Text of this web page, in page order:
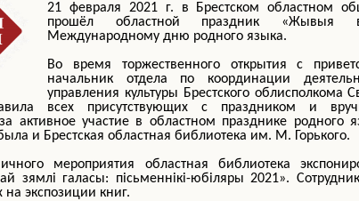
21 февраля 2021 г. в Брестском областном
прошёл областной праздник «Жывыя
Международному дню родного языка.
Во время торжественного открытия с
начальник отдела по координации
управления культуры Брестского облисполкома
всех присутствующих с праздником и
активное участие в областном празднике
и Брестская областная библиотека им. М. Горького.
мероприятия областная библиотека
зямлі галасы: пісьменнікі-юбіляры 2021».
на экспозиции книг.